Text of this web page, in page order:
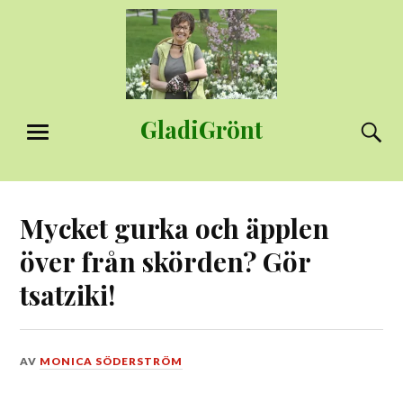
GladiGrönt
MENY
Mycket gurka och äpplen
över från skörden? Gör
tsatziki!
DEN
AV MONICA SÖDERSTRÖM